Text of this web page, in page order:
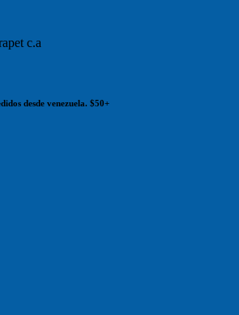
apet c.a
desde venezuela. $50+